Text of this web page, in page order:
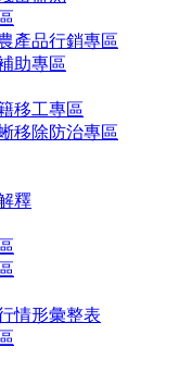
產品行銷專區
助專區
移工專區
移除防治專區
釋
情形彙整表